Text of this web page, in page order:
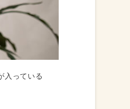
入っている